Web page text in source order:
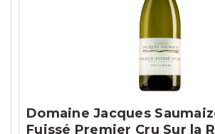
Domaine Jacques
Fuissé Premier Cru Sur la